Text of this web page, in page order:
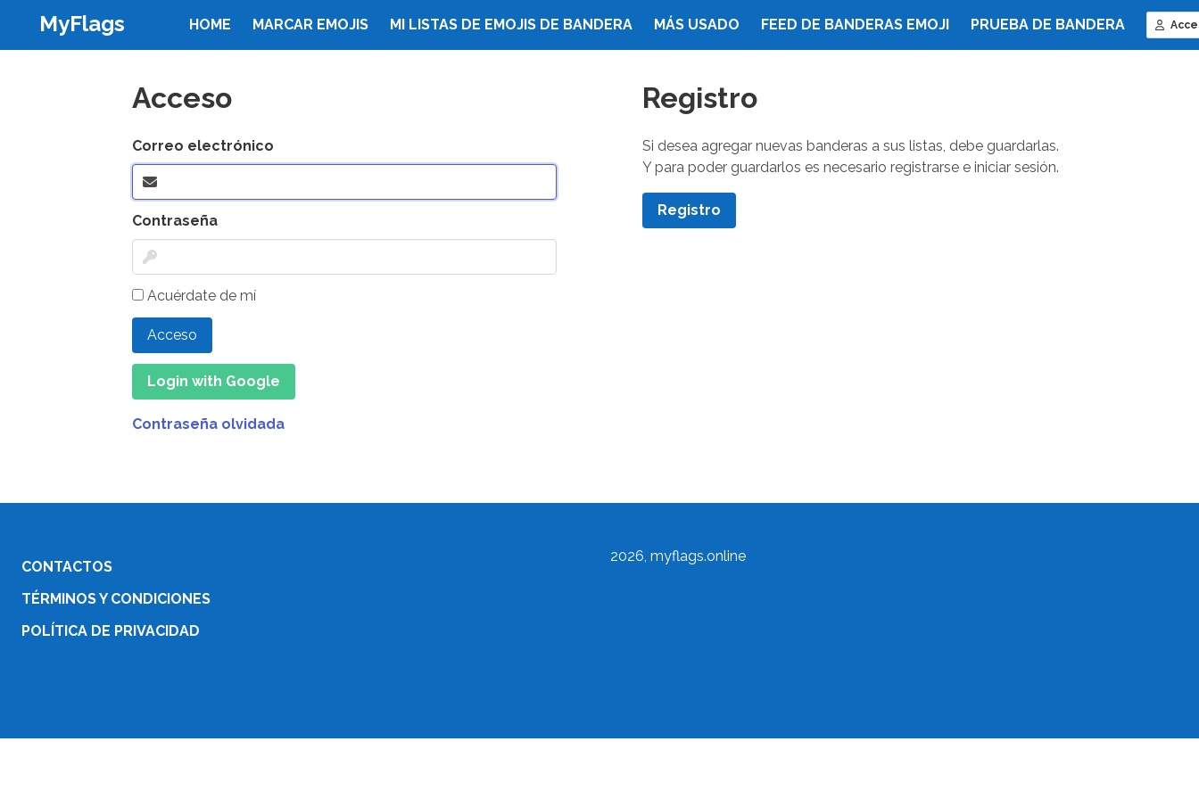
MyFlags HOME MARCAR EMOJIS MI LISTAS DE EMOJIS DE BANDERA MÁS USADO FEED DE BANDERAS EMOJI PRUEBA DE BANDERA
Acceso
Correo electrónico
Contraseña
Acuérdate de mí
Acceso
Login with Google
Contraseña olvidada
Registro
Si desea agregar nuevas banderas a sus listas, debe guardarlas.
Y para poder guardarlos es necesario registrarse e iniciar sesión.
Registro
CONTACTOS
TÉRMINOS Y CONDICIONES
POLÍTICA DE PRIVACIDAD
2026, myflags.online